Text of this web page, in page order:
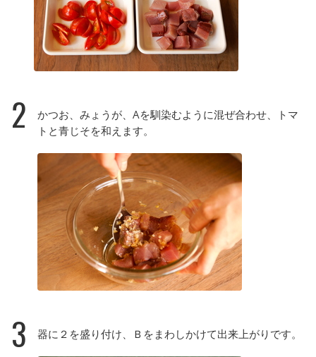
2
かつお、みょうが、Aを馴染むように混ぜ合わせ、トマ
トと青じそを和えます。
3 器に２を盛り付け、Ｂをまわしかけて出来上がりです。